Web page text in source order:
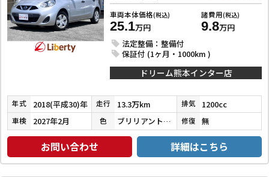
車両本体価格(税込)
25.1万円
諸費用(税込)
9.8万円
法定整備：整備付
保証付 (1ヶ月・1000km )
ドリーム熊本インター店
年式 2018(平成30)年 走行 13.3万km 排気 1200cc
車検 2027年2月 色 ブリリアントシルバー 修復 無
お問い合わせ 詳細はこちら